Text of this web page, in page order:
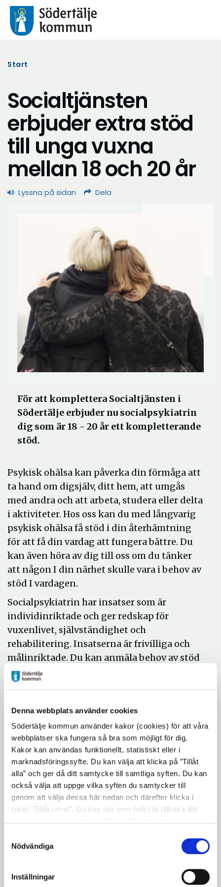
Denna webbplats använder cookies
Södertälje kommun använder kakor (cookies) för att våra
webbplatser ska fungera så bra som möjligt för dig.
Kakor kan användas funktionellt, statistiskt eller i
marknadsföringssyfte. Du kan välja att klicka på ”Tillåt
alla” och ger då ditt samtycke till samtliga syften. Du kan
också välja att uppge vilka syften du samtycker till
genom att välja dessa här nedan och därefter klicka i
rutan ”Tillåt urval”. Du kan när som helst ta tillbaka ditt
"Visa detaljer" kan du läsa om hur kakorna används och
hur vi och våra leverantörer inhämtar och behandlar
Nödvändiga
Inställningar
Start
Socialtjänsten
erbjuder extra stöd
till unga vuxna
mellan 18 och 20 år
Lyssna på sidan Dela
För att komplettera Socialtjänsten i
Södertälje erbjuder nu socialpsykiatrin
dig som är 18 - 20 år ett kompletterande
stöd.
Psykisk ohälsa kan påverka din förmåga att
ta hand om digsjälv, ditt hem, att umgås
med andra och att arbeta, studera eller delta
i aktiviteter. Hos oss kan du med långvarig
psykisk ohälsa få stöd i din återhämtning
för att få din vardag att fungera bättre. Du
kan även höra av dig till oss om du tänker
att någon I din närhet skulle vara i behov av
stöd I vardagen.
Socialpsykiatrin har insatser som är
individinriktade och ger redskap för
vuxenlivet, självständighet och
rehabilitering. Insatserna är frivilliga och
målinriktade. Du kan anmäla behov av stöd
för någon annan, men det är alltid
personen själv som ska vilja ha vårt stöd.
kan behålla ditt stöd som du har idag. Du
kan också söka dig till oss utan att ha
någon kontakt med socialtjänsten
idag. Anette Berg, resultatenhetschef på
socialpsykiatrin, beskriver behovet så här:
-De första åren som ung vuxen är viktiga år
i livet där vi förhoppningsvis kan komma in
andra följder som utanförskap, försämrad